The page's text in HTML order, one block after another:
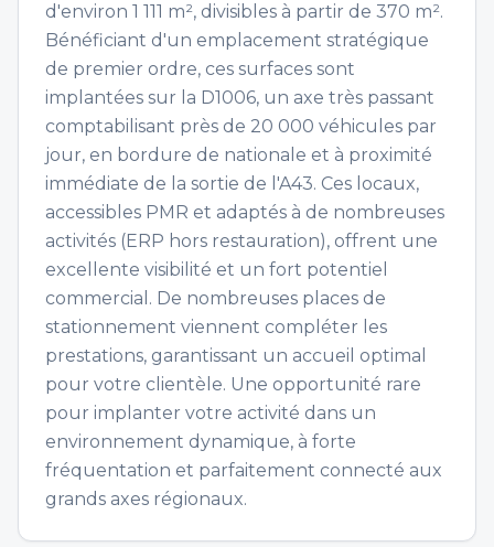
d'environ 1 111 m², divisibles à partir de 370 m².
Bénéficiant d'un emplacement stratégique
de premier ordre, ces surfaces sont
implantées sur la D1006, un axe très passant
comptabilisant près de 20 000 véhicules par
jour, en bordure de nationale et à proximité
immédiate de la sortie de l'A43. Ces locaux,
accessibles PMR et adaptés à de nombreuses
activités (ERP hors restauration), offrent une
excellente visibilité et un fort potentiel
commercial. De nombreuses places de
stationnement viennent compléter les
prestations, garantissant un accueil optimal
pour votre clientèle. Une opportunité rare
pour implanter votre activité dans un
environnement dynamique, à forte
fréquentation et parfaitement connecté aux
grands axes régionaux.